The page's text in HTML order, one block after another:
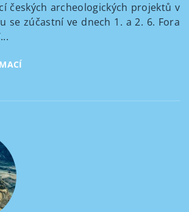
českých archeologických projektů v
se zúčastní ve dnech 1. a 2. 6. Fora